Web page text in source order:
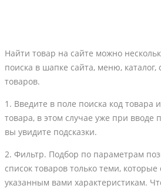
Найти товар на сайте можно
поиска в шапке сайта, меню, каталог,
товаров.
1. Введите в поле поиска код товара
товара, в этом случае уже при вводе
вы увидите подсказки.
2. Фильтр. Подбор по параметрам
список товаров только теми, которые
указанным вами характеристикам.